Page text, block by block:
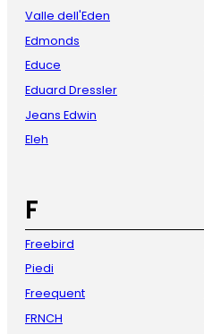
Valle dell'Eden
Edmonds
Educe
Eduard Dressler
Jeans Edwin
Eleh
F
Freebird
Piedi
Freequent
FRNCH